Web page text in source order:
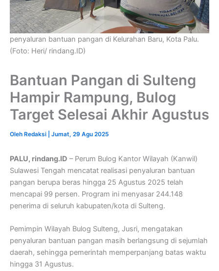
penyaluran bantuan pangan di Kelurahan Baru, Kota Palu.
(Foto: Heri/ rindang.ID)
Bantuan Pangan di Sulteng
Hampir Rampung, Bulog
Target Selesai Akhir Agustus
Oleh Redaksi Jumat, 29 Agu 2025
PALU, rindang.ID – Perum Bulog Kantor Wilayah (Kanwil)
Sulawesi Tengah mencatat realisasi penyaluran bantuan
pangan berupa beras hingga 25 Agustus 2025 telah
mencapai 99 persen. Program ini menyasar 244.148
penerima di seluruh kabupaten/kota di Sulteng.
Pemimpin Wilayah Bulog Sulteng, Jusri, mengatakan
penyaluran bantuan pangan masih berlangsung di sejumlah
daerah, sehingga pemerintah memperpanjang batas waktu
hingga 31 Agustus.